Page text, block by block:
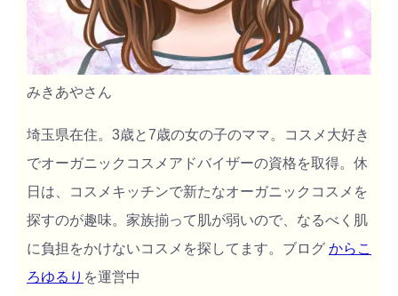
みきあやさん
埼玉県在住。3歳と7歳の女の子のママ。コスメ大好き
でオーガニックコスメアドバイザーの資格を取得。休
日は、コスメキッチンで新たなオーガニックコスメを
探すのが趣味。家族揃って肌が弱いので、なるべく肌
に負担をかけないコスメを探してます。ブログ からこ
ろゆるり を運営中